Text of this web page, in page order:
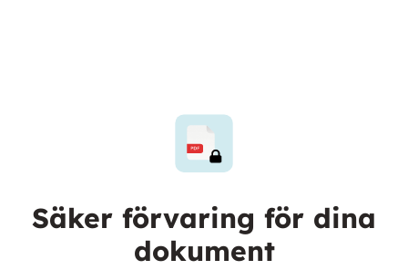
Säker förvaring för dina
dokument